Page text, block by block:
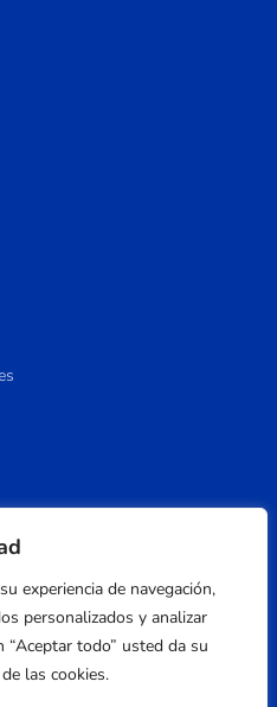
experiencia de navegación,
personalizados y analizar
todo” usted da su
las cookies.